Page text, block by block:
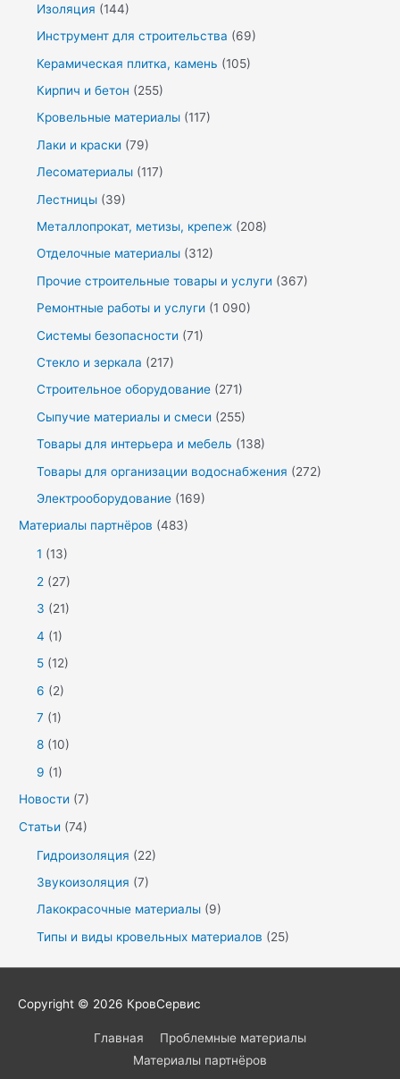
Изоляция (144)
Инструмент для строительства (69)
Керамическая плитка, камень (105)
Кирпич и бетон (255)
Кровельные материалы (117)
Лаки и краски (79)
Лесоматериалы (117)
Лестницы (39)
Металлопрокат, метизы, крепеж (208)
Отделочные материалы (312)
Прочие строительные товары и услуги (367)
Ремонтные работы и услуги (1 090)
Системы безопасности (71)
Стекло и зеркала (217)
Строительное оборудование (271)
Сыпучие материалы и смеси (255)
Товары для интерьера и мебель (138)
Товары для организации водоснабжения (272)
Электрооборудование (169)
Материалы партнёров (483)
1 (13)
2 (27)
3 (21)
4 (1)
5 (12)
6 (2)
7 (1)
8 (10)
9 (1)
Новости (7)
Статьи (74)
Гидроизоляция (22)
Звукоизоляция (7)
Лакокрасочные материалы (9)
Типы и виды кровельных материалов (25)
Copyright © 2026 КровСервис
Главная
Проблемные материалы
Материалы партнёров